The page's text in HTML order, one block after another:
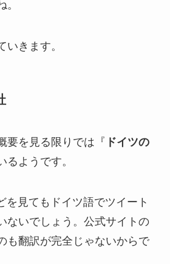
いきます。
要を見る限りでは『 ドイツの
るようです。
を見てもドイツ語でツイート
ないでしょう。公式サイトの
も翻訳が完全じゃないからで